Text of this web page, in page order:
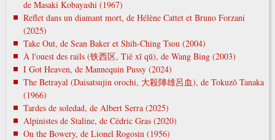
de Masaki Kobayashi (1967)
Reflet dans un diamant mort, de Hélène Cattet et Bruno Forzani
(2025)
Take Out, de Sean Baker et Shih-Ching Tsou (2004)
À l'ouest des rails (铁西区, Tiě xī qū), de Wang Bing (2003)
I Got Heaven, de Mannequin Pussy (2024)
The Betrayal (Daisatsujin orochi, 大殺陣雄呂血), de Tokuzō Tanaka
(1966)
Tardes de soledad, de Albert Serra (2025)
Alpinistes de Staline, de Cédric Gras (2020)
On the Bowery, de Lionel Rogosin (1956)